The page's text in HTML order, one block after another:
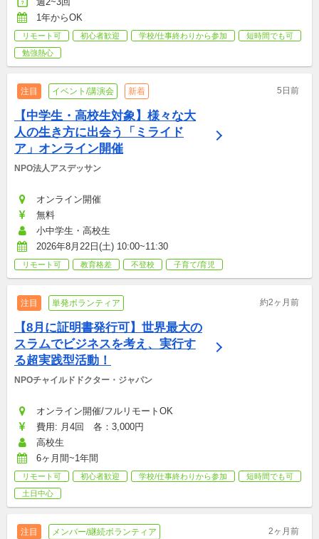
1年からOK
リモート可 初心者歓迎 学校/仕事終わりから参加
短時間でも可
勉強熱心
注目 イベント/講演会 新着 5日前
【中学生・高校生対象】様々な大
人の生き方に出会う「ミライド
ア」オンライン開催
NPO法人アスデッサン
オンライン開催
無料
小中学生・高校生
2026年8月22日(土) 10:00~11:30
リモート可 教育格差 不登校 子育て/育児
注目 単発ボランティア 約2ヶ月前
【8月に証明書発行可】世界最大の
スラムでビジネスを考え、実行す
る超実践型活動！
NPOチャイルドドクター・ジャパン
オンライン開催/フルリモートOK
費用: 月4回　各：3,000円
高校生
6ヶ月間~1年間
リモート可 初心者歓迎 学校/仕事終わりから参加
短時間でも可
土日中心
注目 メンバー/継続ボランティア 2ヶ月前